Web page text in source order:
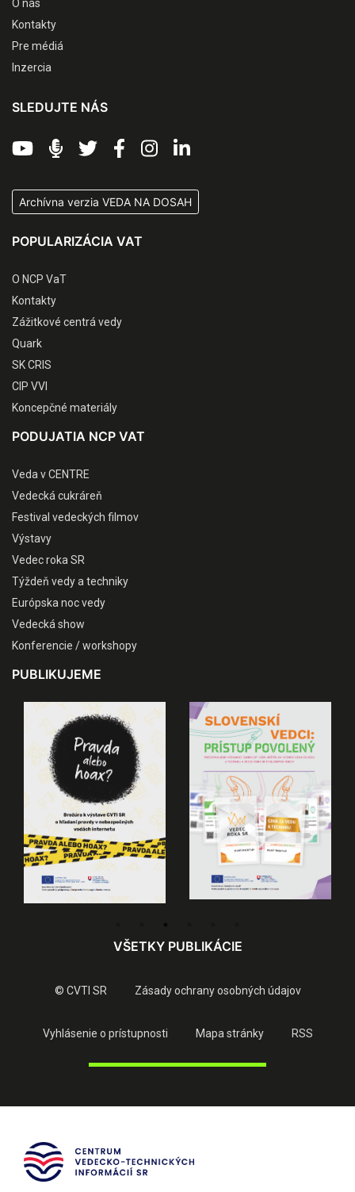
O nás
Kontakty
Pre médiá
Inzercia
SLEDUJTE NÁS
Archívna verzia VEDA NA DOSAH
POPULARIZÁCIA VAT
O NCP VaT
Kontakty
Zážitkové centrá vedy
Quark
SK CRIS
CIP VVI
Koncepčné materiály
PODUJATIA NCP VAT
Veda v CENTRE
Vedecká cukráreň
Festival vedeckých filmov
Výstavy
Vedec roka SR
Týždeň vedy a techniky
Európska noc vedy
Vedecká show
Konferencie / workshopy
PUBLIKUJEME
VŠETKY PUBLIKÁCIE
© CVTI SR Zásady ochrany osobných údajov
Vyhlásenie o prístupnosti Mapa stránky RSS